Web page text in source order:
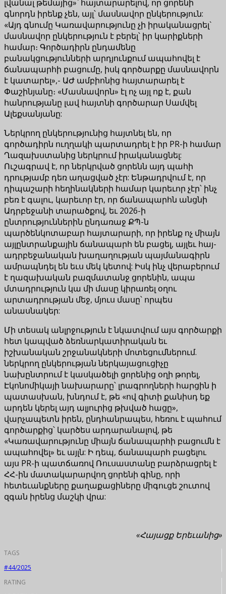
լվանալ թեմայից»՝ հայտարարելով, որ ցորենի
գնորդն իրենք չեն, այլ՝ մասնավոր ընկերություն:
«Այդ գնումը Կառավարությունը չի իրականացրել`
մասնավոր ընկերություն է բերել՝ իր կարիքների
համար։ Գործադիրն ընդամենը
բանակցությունների արդյունքում ապահովել է
ճանապարհի բացումը, իսկ գործարքը մասնավորն
է կատարել»,- ԱԺ ամբիոնից հայտարարել է
Փաշինյանը։ «Մասնավորն» էլ ոչ այլ ոք է, քան
հանրությանը լավ հայտնի գործարար Սամվել
Ալեքսանյանը:
Ներկրող ընկերությունից հայտնել են, որ
գործադիրն ուղղակի պարտադրել է իր PR-ի համար
Ղազախստանից ներկրում իրականացնել:
Ուշագրավ է, որ ներկրված ցորենն այդ պահի
դրությամբ դեռ աղացված չէր: Ենթադրվում է, որ
դիպաշարի հեղինակների համար կարեւոր չէր՝ ինչ
բեռ է գալու, կարեւոր էր, որ ճանապարհն անցնի
Ադրբեջանի տարածքով, եւ 2026-ի
ընտրություններին ընդառաջ ՔՊ-ն
պարծենկոտաբար հայտարարի, որ իրենք ոչ միայն
այլընտրանքային ճանապարհ են բացել, այլեւ հայ-
ադրբեջանական խաղաղության պայմանագիրն
ամրապնդել են եւս մեկ կետով: Իսկ ինչ վերաբերում
է ղազախական բազմատանջ ցորենին, ապա
մտադրություն կա մի մասը կիրառել օղու
արտադրության մեջ, մյուս մասը՝ որպես
անասնակեր:
Մի տեսակ անլրջություն է նկատվում այս գործարքի
հետ կապված ձեռնարկատիրական եւ
իշխանական շրջանակների մոտեցումներում.
ներկրող ընկերության ներկայացուցիչը
նախընտրում է կասկածելի ցորենից օղի թորել,
Էկոնոմիկայի նախարարը՝ լրագրողների հարցին ի
պատասխան, խնդում է, թե «ով գիտի քանիսդ եք
արդեն կերել այդ ալյուրից թխված հացը»,
վարչապետն իրեն, ընդհանրապես, հեռու է պահում
գործարքից՝ կարծես արդարանալով, թե
«Կառավարությունը միայն ճանապարհի բացումն է
ապահովել» եւ այլն: Ի դեպ, ճանապարհ բացելու
այս PR-ի պատճառով Ռուսաստանը բարձրացրել է
ՀՀ-ին մատակարարվող ցորենի գինը, որի
հետեւանքները քաղաքացիները միգուցե շուտով
զգան իրենց մաշկի վրա:
«Հայացք Երեւանից»
TAGS
#44/2025
RATING